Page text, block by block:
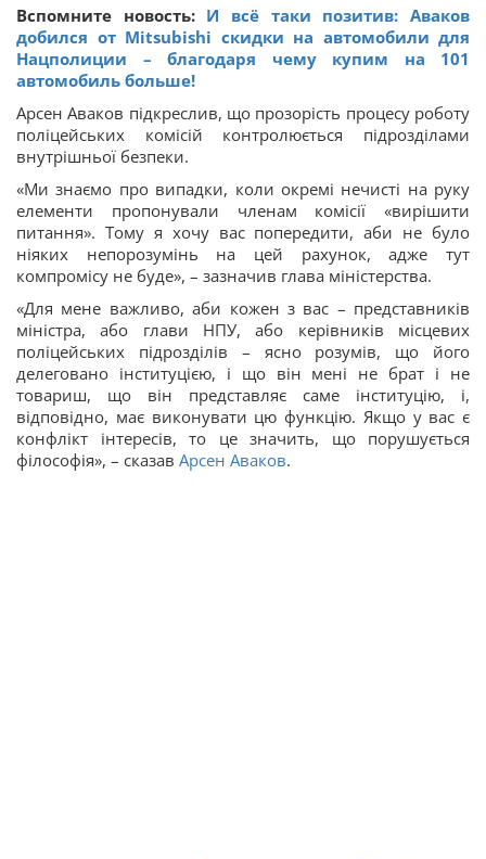
Вспомните новость: И всё таки позитив: Аваков
добился от Mitsubishi скидки на автомобили для
Нацполиции – благодаря чему купим на 101
автомобиль больше!
Арсен Аваков підкреслив, що прозорість процесу роботу
поліцейських комісій контролюється підрозділами
внутрішньої безпеки.
«Ми знаємо про випадки, коли окремі нечисті на руку
елементи пропонували членам комісії «вирішити
питання». Тому я хочу вас попередити, аби не було
ніяких непорозумінь на цей рахунок, адже тут
компромісу не буде», – зазначив глава міністерства.
«Для мене важливо, аби кожен з вас – представників
міністра, або глави НПУ, або керівників місцевих
поліцейських підрозділів – ясно розумів, що його
делеговано інституцією, і що він мені не брат і не
товариш, що він представляє саме інституцію, і,
відповідно, має виконувати цю функцію. Якщо у вас є
конфлікт інтересів, то це значить, що порушується
філософія», – сказав Арсен Аваков.